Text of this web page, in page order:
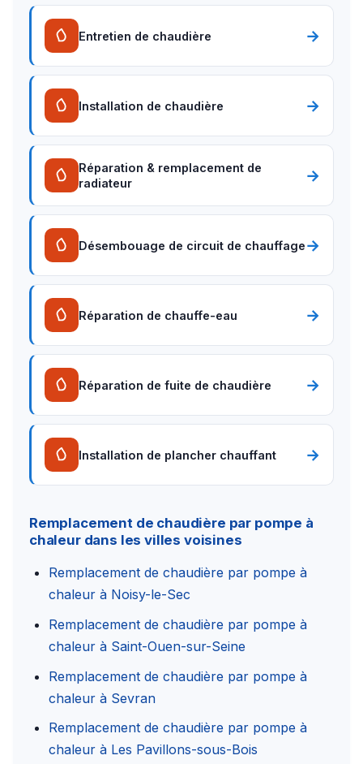
Entretien de chaudière →
Installation de chaudière →
Réparation & remplacement de
radiateur
→
Désembouage de circuit de chauffage→
Réparation de chauffe-eau →
Réparation de fuite de chaudière →
Installation de plancher chauffant →
Remplacement de chaudière par pompe à
chaleur dans les villes voisines
Remplacement de chaudière par pompe à
chaleur à Noisy-le-Sec
Remplacement de chaudière par pompe à
chaleur à Saint-Ouen-sur-Seine
Remplacement de chaudière par pompe à
chaleur à Sevran
Remplacement de chaudière par pompe à
chaleur à Les Pavillons-sous-Bois